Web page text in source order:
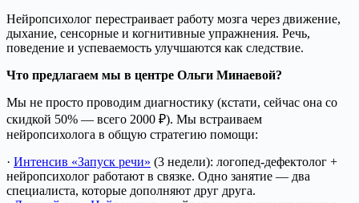
Нейропсихолог перестраивает работу мозга через движение,
дыхание, сенсорные и когнитивные упражнения. Речь,
поведение и успеваемость улучшаются как следствие.
Что предлагаем мы в центре Ольги Минаевой?
Мы не просто проводим диагностику (кстати, сейчас она со
скидкой 50% — всего 2000 ₽). Мы встраиваем
нейропсихолога в общую стратегию помощи:
· Интенсив «Запуск речи» (3 недели): логопед-дефектолог +
нейропсихолог работают в связке. Одно занятие — два
специалиста, которые дополняют друг друга.